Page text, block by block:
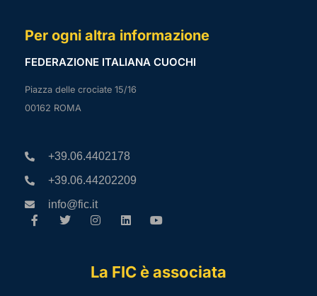
Per ogni altra informazione
FEDERAZIONE ITALIANA CUOCHI
Piazza delle crociate 15/16
00162 ROMA
+39.06.4402178
+39.06.44202209
info@fic.it
La FIC è associata